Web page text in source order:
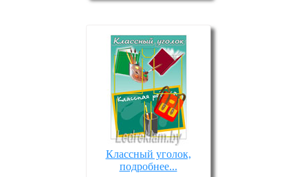
Классный уголок,
подробнее...